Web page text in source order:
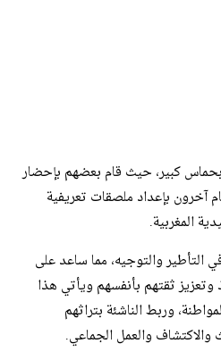
بحماس كبير، حيث قام بعضهم بإحضار
آخرون بإعداد ملصقات تعريفية
المغربية.
التأطير والتوجيه، مما ساعد على
وتعزيز ثقتهم بأنفسهم ويأتي هذا
وربط الناشئة بتراثهم
والعمل الجماعي.